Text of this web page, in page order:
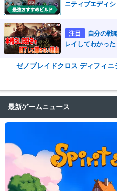
ニティブエディシ
注目
自分の戦
レイしてわかっ
ゼノブレイドクロス ディフィ
最新ゲームニュース